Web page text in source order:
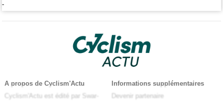
-
A propos de Cyclism'Actu
Cyclism'Actu est édité par Swar-
Informations supplémentaires
Devenir partenaire